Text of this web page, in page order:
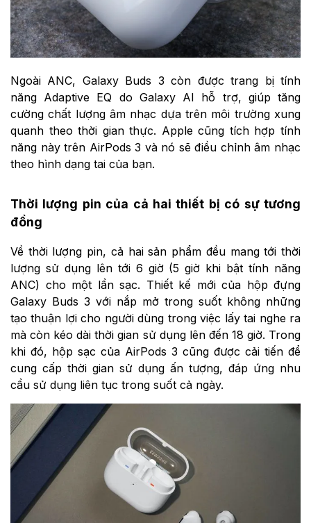
Ngoài ANC, Galaxy Buds 3 còn được trang bị tính
năng Adaptive EQ do Galaxy AI hỗ trợ, giúp tăng
cường chất lượng âm nhạc dựa trên môi trường xung
quanh theo thời gian thực. Apple cũng tích hợp tính
năng này trên AirPods 3 và nó sẽ điều chỉnh âm nhạc
theo hình dạng tai của bạn.
Thời lượng pin của cả hai thiết bị có sự tương
đồng
Về thời lượng pin, cả hai sản phẩm đều mang tới thời
lượng sử dụng lên tới 6 giờ (5 giờ khi bật tính năng
ANC) cho một lần sạc. Thiết kế mới của hộp đựng
Galaxy Buds 3 với nắp mở trong suốt không những
tạo thuận lợi cho người dùng trong việc lấy tai nghe ra
mà còn kéo dài thời gian sử dụng lên đến 18 giờ. Trong
khi đó, hộp sạc của AirPods 3 cũng được cải tiến để
cung cấp thời gian sử dụng ấn tượng, đáp ứng nhu
cầu sử dụng liên tục trong suốt cả ngày.